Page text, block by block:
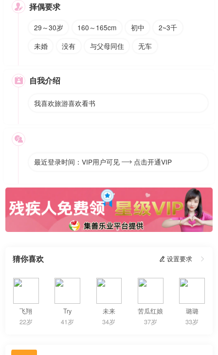
 择偶要求
29～30岁 160～165cm 初中
2~3千
未婚
没有 与父母同住 无车
 自我介绍
我喜欢旅游喜欢看书

最近登录时间：VIP用户可见  点击开通VIP
猜你喜欢  设置要求 
飞翔
22岁
Try
41岁
未来
34岁
苦瓜红娘
37岁
璐璐
33岁